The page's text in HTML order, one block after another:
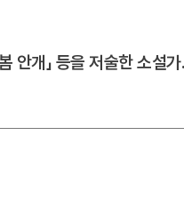
봄 안개」 등을 저술한 소설가.